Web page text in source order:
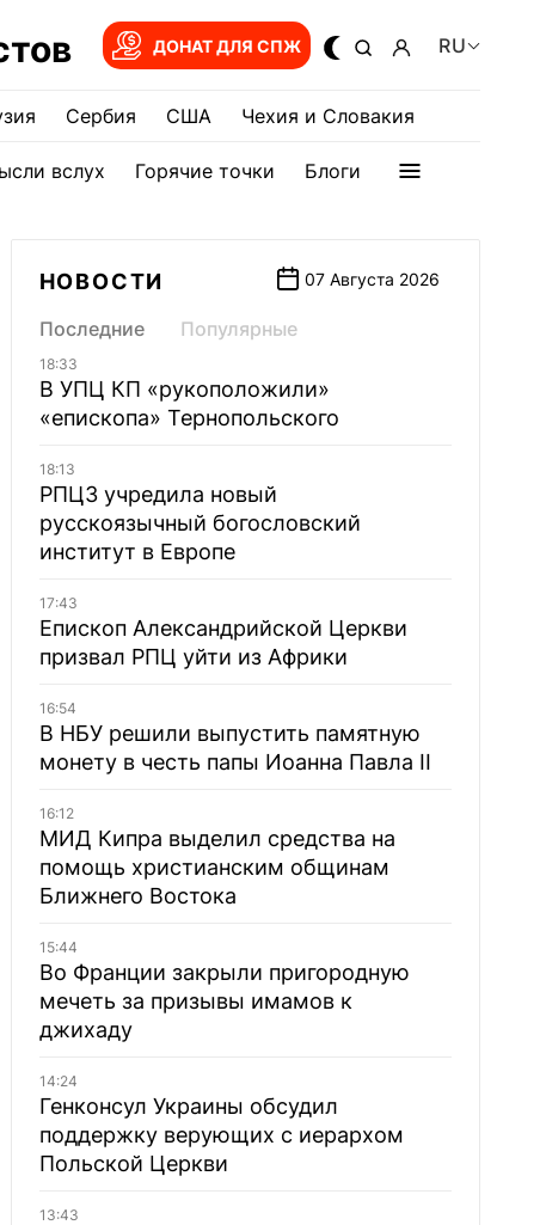
ДОНАТ ДЛЯ СПЖ RU
Сербия США Чехия и Словакия
вслух Горячие точки Блоги
НОВОСТИ 07 Августа 2026
Последние Популярные
18:33
В УПЦ КП «рукоположили»
«епископа» Тернопольского
18:13
РПЦЗ учредила новый
русскоязычный богословский
институт в Европе
17:43
Епископ Александрийской Церкви
призвал РПЦ уйти из Африки
16:54
В НБУ решили выпустить памятную
монету в честь папы Иоанна Павла II
16:12
МИД Кипра выделил средства на
помощь христианским общинам
Ближнего Востока
15:44
Во Франции закрыли пригородную
мечеть за призывы имамов к
джихаду
14:24
Генконсул Украины обсудил
поддержку верующих с иерархом
Польской Церкви
13:43